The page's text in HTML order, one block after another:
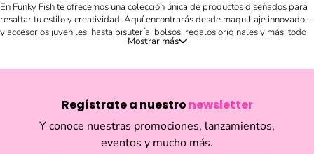
En Funky Fish te ofrecemos una colección única de productos diseñados para
resaltar tu estilo y creatividad. Aquí encontrarás desde maquillaje innovador
y accesorios juveniles, hasta bisutería, bolsos, regalos originales y más, todo
en un solo lugar. Nuestro catálogo está pensado para quienes buscan
tendencias internacionales. Compra en línea de forma fácil y segura, descubre
un accesorio único o darle un toque diferente a tu outfit diario, en Funky Fish
encontrarás la inspiración que necesitas. Explora nuestra selección y disfruta
de productos que marcan la diferencia en el mundo de la moda y la belleza
Regístrate a nuestro newsletter
Y conoce nuestras promociones, lanzamientos,
eventos y mucho más.